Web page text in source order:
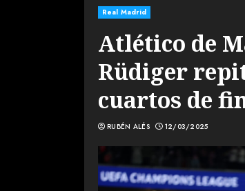
Real Madrid
Atlético de
Rüdiger
cuartos de
RUBÉN ALÉS 12/03/2025